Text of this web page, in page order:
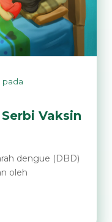
pada
Vaksin
dengue (DBD)
oleh